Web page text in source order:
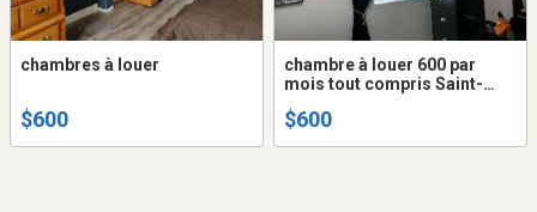
chambres à louer
$600
chambre à louer 600 par
mois tout compris Saint-
$600